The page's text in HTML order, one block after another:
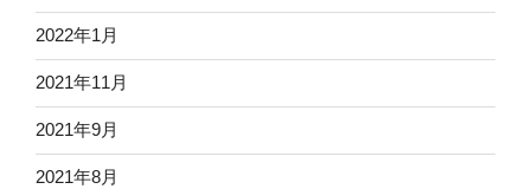
2022年1月
2021年11月
2021年9月
2021年8月